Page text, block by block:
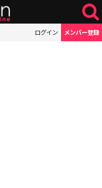
ログイン メンバー登録